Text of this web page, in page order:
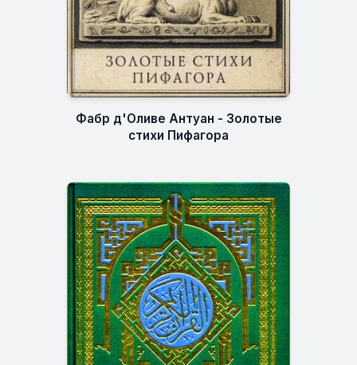
Фабр д'Оливе Антуан - Золотые
стихи Пифагора